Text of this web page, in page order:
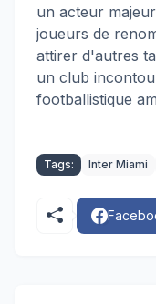
un acteur
joueurs de
attirer d'autres
un club
footballistique
Tags: Inter Miami